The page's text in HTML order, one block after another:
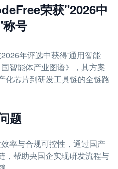
荣获"2026中
号
年评选中获得'通用智能
智能体产业图谱》，其方案
化芯片到研发工具链的全链路
题
率与合规可控性，通过国产
，帮助央国企实现研发流程与